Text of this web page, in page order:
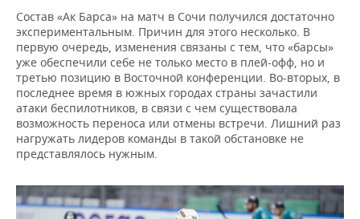
Состав «Ак Барса» на матч в Сочи получился достаточно
экспериментальным. Причин для этого несколько. В
первую очередь, изменения связаны с тем, что «барсы»
уже обеспечили себе не только место в плей-офф, но и
третью позицию в Восточной конференции. Во-вторых, в
последнее время в южных городах страны зачастили
атаки беспилотников, в связи с чем существовала
возможность переноса или отмены встречи. Лишний раз
нагружать лидеров команды в такой обстановке не
представлялось нужным.